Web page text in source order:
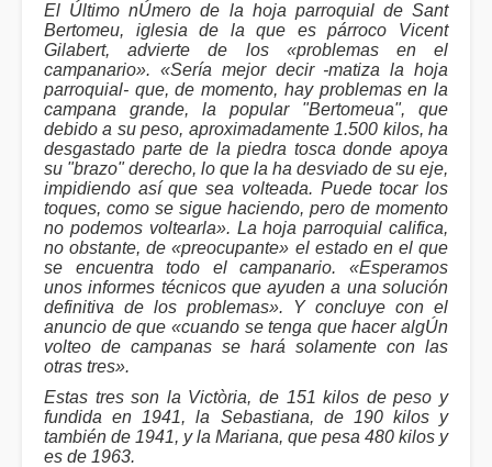
El Último nÚmero de la hoja parroquial de Sant
Bertomeu, iglesia de la que es párroco Vicent
Gilabert, advierte de los «problemas en el
campanario». «Sería mejor decir -matiza la hoja
parroquial- que, de momento, hay problemas en la
campana grande, la popular "Bertomeua", que
debido a su peso, aproximadamente 1.500 kilos, ha
desgastado parte de la piedra tosca donde apoya
su "brazo" derecho, lo que la ha desviado de su eje,
impidiendo así que sea volteada. Puede tocar los
toques, como se sigue haciendo, pero de momento
no podemos voltearla». La hoja parroquial califica,
no obstante, de «preocupante» el estado en el que
se encuentra todo el campanario. «Esperamos
unos informes técnicos que ayuden a una solución
definitiva de los problemas». Y concluye con el
anuncio de que «cuando se tenga que hacer algÚn
volteo de campanas se hará solamente con las
otras tres».
Estas tres son la Victòria, de 151 kilos de peso y
fundida en 1941, la Sebastiana, de 190 kilos y
también de 1941, y la Mariana, que pesa 480 kilos y
es de 1963.